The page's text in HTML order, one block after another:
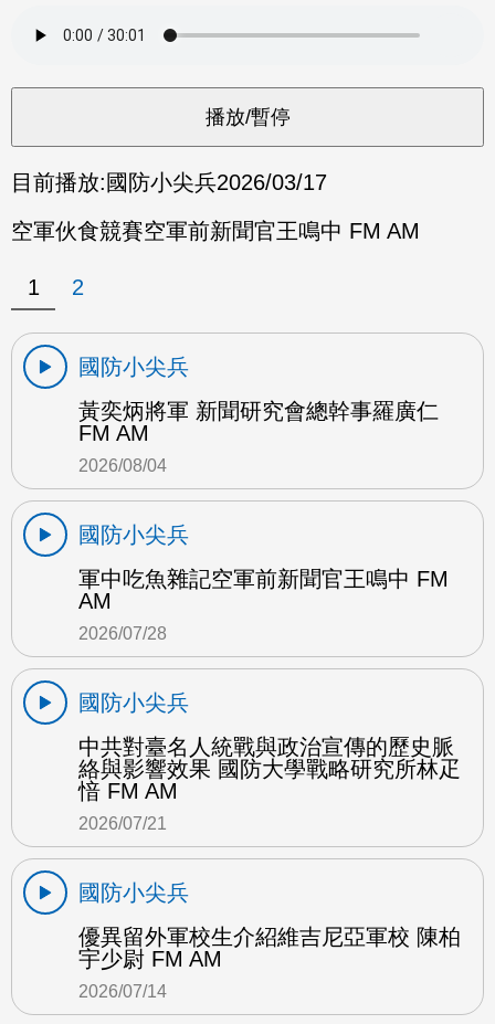
目前播放: 國防小尖兵2026/03/17
空軍伙食競賽空軍前新聞官王鳴中 FM AM
1 2
國防小尖兵
黃奕炳將軍 新聞研究會總幹事羅廣仁
FM AM
2026/08/04
國防小尖兵
軍中吃魚雜記空軍前新聞官王鳴中 FM
AM
2026/07/28
國防小尖兵
中共對臺名人統戰與政治宣傳的歷史脈
絡與影響效果 國防大學戰略研究所林疋
愔 FM AM
2026/07/21
國防小尖兵
優異留外軍校生介紹維吉尼亞軍校 陳柏
宇少尉 FM AM
2026/07/14